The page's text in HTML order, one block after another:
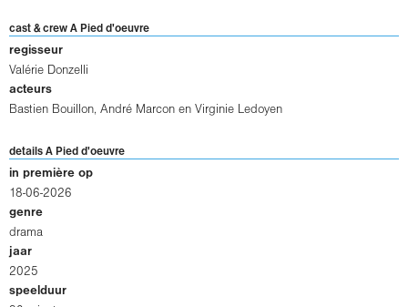
cast & crew A Pied d'oeuvre
regisseur
Valérie Donzelli
acteurs
Bastien Bouillon, André Marcon en Virginie Ledoyen
details A Pied d'oeuvre
in première op
18-06-2026
genre
drama
jaar
2025
speelduur